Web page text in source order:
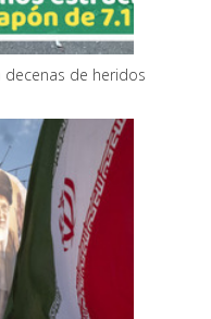
decenas de heridos